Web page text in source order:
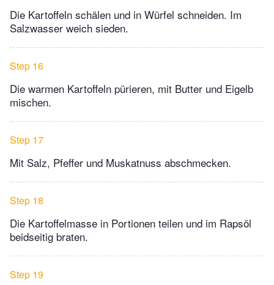
Die Kartoffeln schälen und in Würfel schneiden. Im
Salzwasser weich sieden.
Step 16
Die warmen Kartoffeln pürieren, mit Butter und Eigelb
mischen.
Step 17
Mit Salz, Pfeffer und Muskatnuss abschmecken.
Step 18
Die Kartoffelmasse in Portionen teilen und im Rapsöl
beidseitig braten.
Step 19